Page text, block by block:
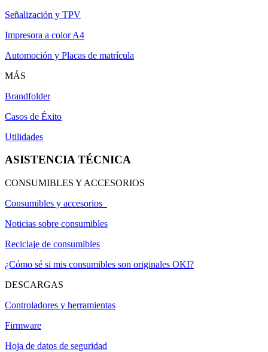
Señalización y TPV
Impresora a color A4
Automoción y Placas de matrícula
MÁS
Brandfolder
Casos de Éxito
Utilidades
ASISTENCIA TÉCNICA
CONSUMIBLES Y ACCESORIOS
Consumibles y accesorios
Noticias sobre consumibles
Reciclaje de consumibles
¿Cómo sé si mis consumibles son originales OKI?
DESCARGAS
Controladores y herramientas
Firmware
Hoja de datos de seguridad